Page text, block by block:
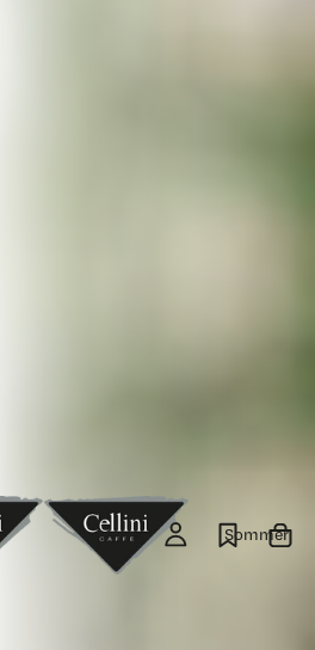
Sommer